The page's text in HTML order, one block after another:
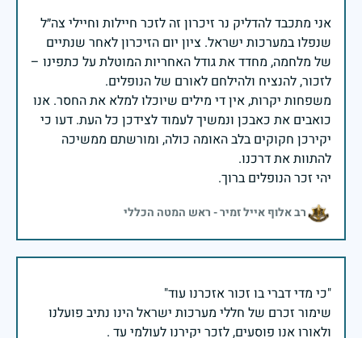
אני מתכבד להדליק נר זיכרון זה לזכר חיילות וחיילי צה״ל
שנפלו במערכות ישראל. ציון יום הזיכרון לאחר שנתיים
של מלחמה, מחדד את גודל האחריות המוטלת על כתפינו –
משפחות יקרות, אין די מילים שיוכלו למלא את החסר. אנו
כואבים את כאבכן ונמשיך לעמוד לצידכן כל העת. דעו כי
יקירכן חקוקים בלב האומה כולה, ומורשתם ממשיכה
יהי זכר הנופלים ברוך.
רב אלוף אייל זמיר - ראש המטה הכללי
שימור זכרם של חללי מערכות ישראל הינו נתיב פועלנו